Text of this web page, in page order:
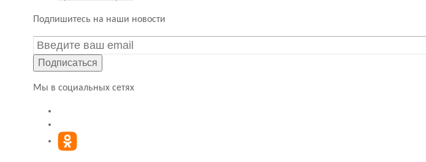
Подпишитесь на наши новости
Подписаться
Мы в социальных сетях